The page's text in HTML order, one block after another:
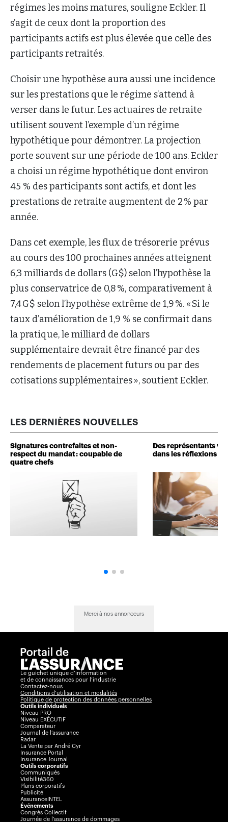
régimes les moins matures, souligne Eckler. Il
s’agit de ceux dont la proportion des
participants actifs est plus élevée que celle des
participants retraités.
Choisir une hypothèse aura aussi une incidence
sur les prestations que le régime s’attend à
verser dans le futur. Les actuaires de retraite
utilisent souvent l’exemple d’un régime
hypothétique pour démontrer. La projection
porte souvent sur une période de 100 ans. Eckler
a choisi un régime hypothétique dont environ
45 % des participants sont actifs, et dont les
prestations de retraite augmentent de 2 % par
année.
Dans cet exemple, les flux de trésorerie prévus
au cours des 100 prochaines années atteignent
6,3 milliards de dollars (G$) selon l’hypothèse la
plus conservatrice de 0,8 %, comparativement à
7,4 G$ selon l’hypothèse extrême de 1,9 %. « Si le
taux d’amélioration de 1,9 % se confirmait dans
la pratique, le milliard de dollars
supplémentaire devrait être financé par des
rendements de placement futurs ou par des
cotisations supplémentaires », soutient Eckler.
LES DERNIÈRES NOUVELLES
Signatures contrefaites et non-
respect du mandat : coupable de
quatre chefs
Des représentants
dans les réflexions de
Merci à nos annonceurs
Le guichet unique d’information
et de connaissances pour l’industrie
Contactez-nous
Conditions d’utilisation et modalités
Politique de protection des données personnelles
Outils individuels
Niveau PRO
Niveau EXÉCUTIF
Comparateur
Journal de l’assurance
Radar
La Vente par André Cyr
Insurance Portal
Insurance Journal
Outils corporatifs
Communiqués
Visibilité360
Plans corporatifs
Publicité
AssuranceINTEL
Événements
Congrès Collectif
Journée de l’assurance de dommages